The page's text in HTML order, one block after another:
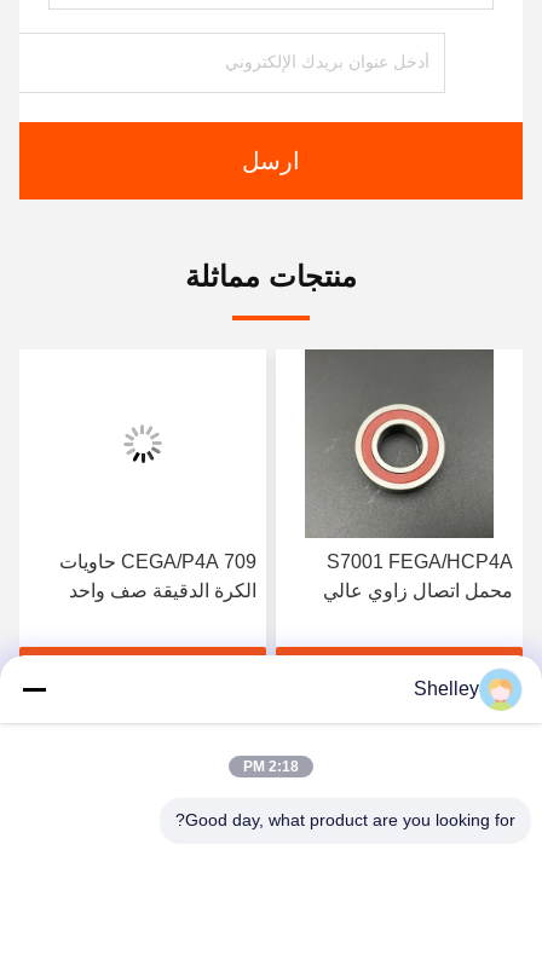
ارسل
منتجات مماثلة
S7001 FEGA/HCP4A
محمل اتصال زاوي عالي
2RS/ 2RZ
احصل على أفضل سعر
709 CEGA/P4A حاويات
الكرة الدقيقة صف واحد
7mm
Shelley
2:18 PM
Good day, what product are you looking for?